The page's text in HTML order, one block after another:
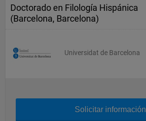
Doctorado en Filología Hispánica
(Barcelona, Barcelona)
Universidat de Barcelona
Solicitar información